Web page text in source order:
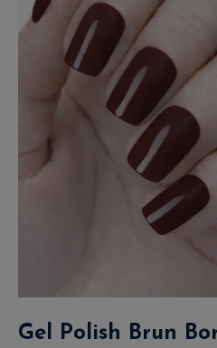
Gel Polish Brun